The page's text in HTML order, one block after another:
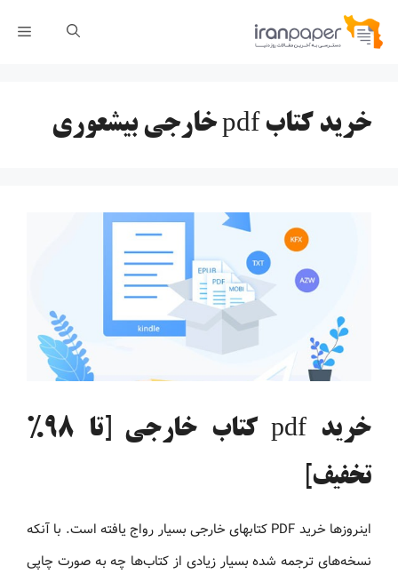
پرش
خرید کتاب pdf خارجی بیشعوری
خرید pdf کتاب خارجی [تا 98%
تخفیف]
اینروزها خرید PDF کتاب‎های خارجی بسیار رواج یافته است. با آنکه
نسخه‌های ترجمه شده بسیار زیادی از کتاب‌ها چه به صورت چاپی